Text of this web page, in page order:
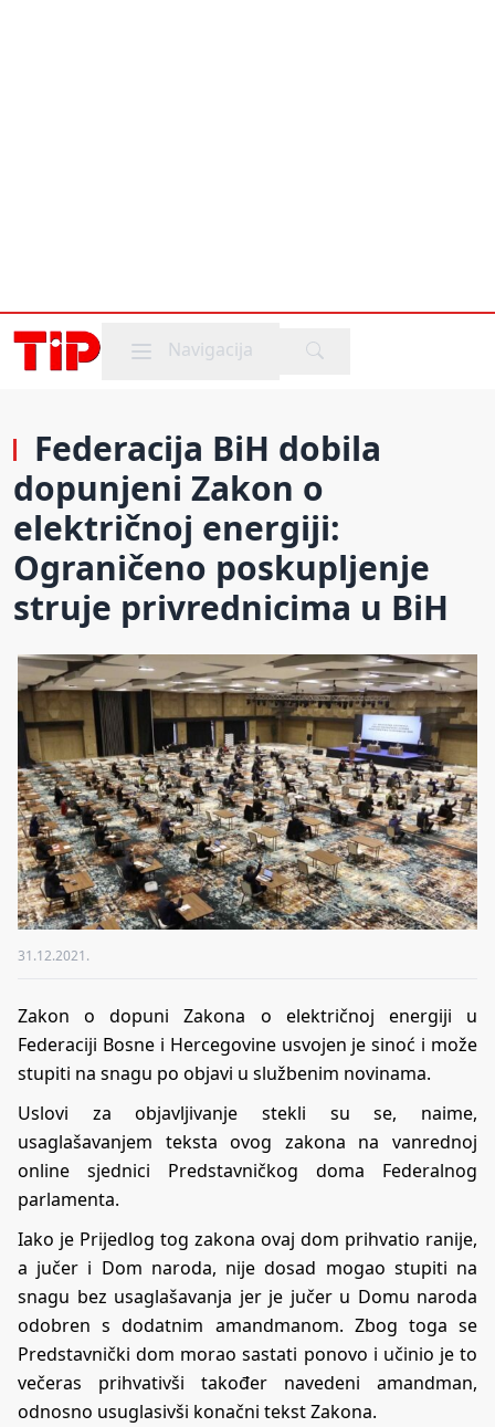
Mobile menu
Navigacija
Federacija BiH dobila
dopunjeni Zakon o
električnoj energiji:
Ograničeno poskupljenje
struje privrednicima u BiH
31.12.2021.
Zakon o dopuni Zakona o električnoj energiji u
Federaciji Bosne i Hercegovine usvojen je sinoć i može
stupiti na snagu po objavi u službenim novinama.
Uslovi za objavljivanje stekli su se, naime,
usaglašavanjem teksta ovog zakona na vanrednoj
online sjednici Predstavničkog doma Federalnog
parlamenta.
Iako je Prijedlog tog zakona ovaj dom prihvatio ranije,
a jučer i Dom naroda, nije dosad mogao stupiti na
snagu bez usaglašavanja jer je jučer u Domu naroda
odobren s dodatnim amandmanom. Zbog toga se
Predstavnički dom morao sastati ponovo i učinio je to
večeras prihvativši također navedeni amandman,
odnosno usuglasivši konačni tekst Zakona.